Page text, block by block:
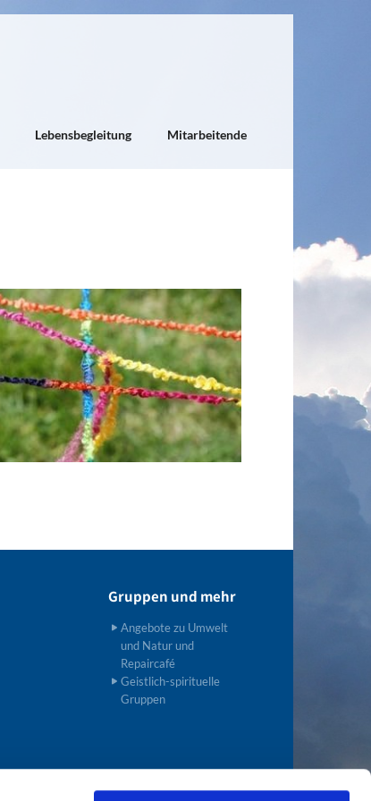
Lebensbegleitung Mitarbeitende
Gruppen und mehr
Angebote zu Umwelt
und Natur und
Repaircafé
Geistlich-spirituelle
Gruppen